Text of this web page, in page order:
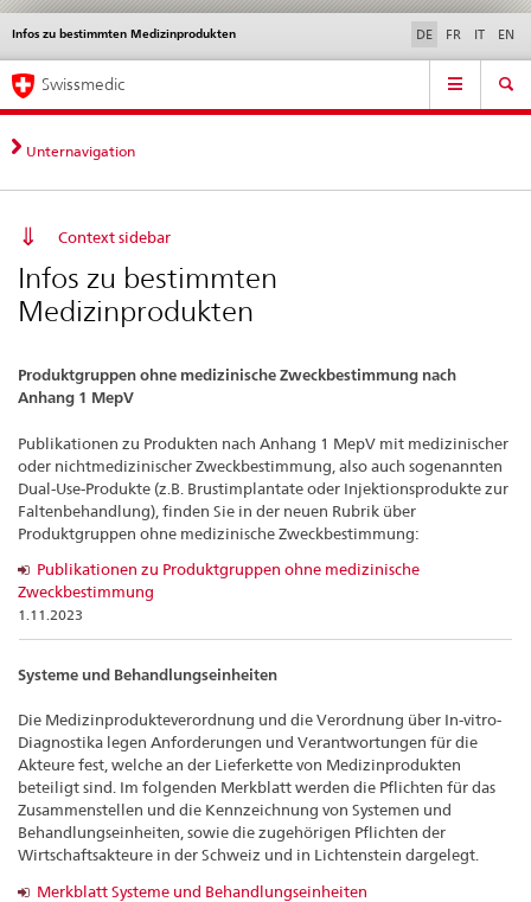
Direktnavigation
News,
Rechtsgrundlagen,
Kontakt
News & Updates Kontakt | Support & Hilfe
Infos zu bestimmten Medizinprodukten
Sprachwahl DE FR IT EN
Service
Hauptnavigation
Swissmedic
Unternavigation
Context sidebar
Infos zu bestimmten
Medizinprodukten
Produktgruppen ohne medizinische Zweckbestimmung nach
Anhang 1 MepV
Publikationen zu Produkten nach Anhang 1 MepV mit medizinischer
oder nichtmedizinischer Zweckbestimmung, also auch sogenannten
Dual-Use-Produkte (z.B. Brustimplantate oder Injektionsprodukte zur
Faltenbehandlung), finden Sie in der neuen Rubrik über
Produktgruppen ohne medizinische Zweckbestimmung:
Publikationen zu Produktgruppen ohne medizinische
Zweckbestimmung
1.11.2023
Systeme und Behandlungseinheiten
Die Medizinprodukteverordnung und die Verordnung über In-vitro-
Diagnostika legen Anforderungen und Verantwortungen für die
Akteure fest, welche an der Lieferkette von Medizinprodukten
beteiligt sind. Im folgenden Merkblatt werden die Pflichten für das
Zusammenstellen und die Kennzeichnung von Systemen und
Behandlungseinheiten, sowie die zugehörigen Pflichten der
Wirtschaftsakteure in der Schweiz und in Lichtenstein dargelegt.
Merkblatt Systeme und Behandlungseinheiten